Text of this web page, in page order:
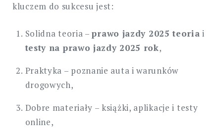
kluczem do sukcesu jest:
Solidna teoria –prawo jazdy 2025 teoria i
testy na prawo jazdy 2025 rok,
Praktyka – poznanie auta i warunków
drogowych,
Dobre materiały – książki, aplikacje i testy
online,